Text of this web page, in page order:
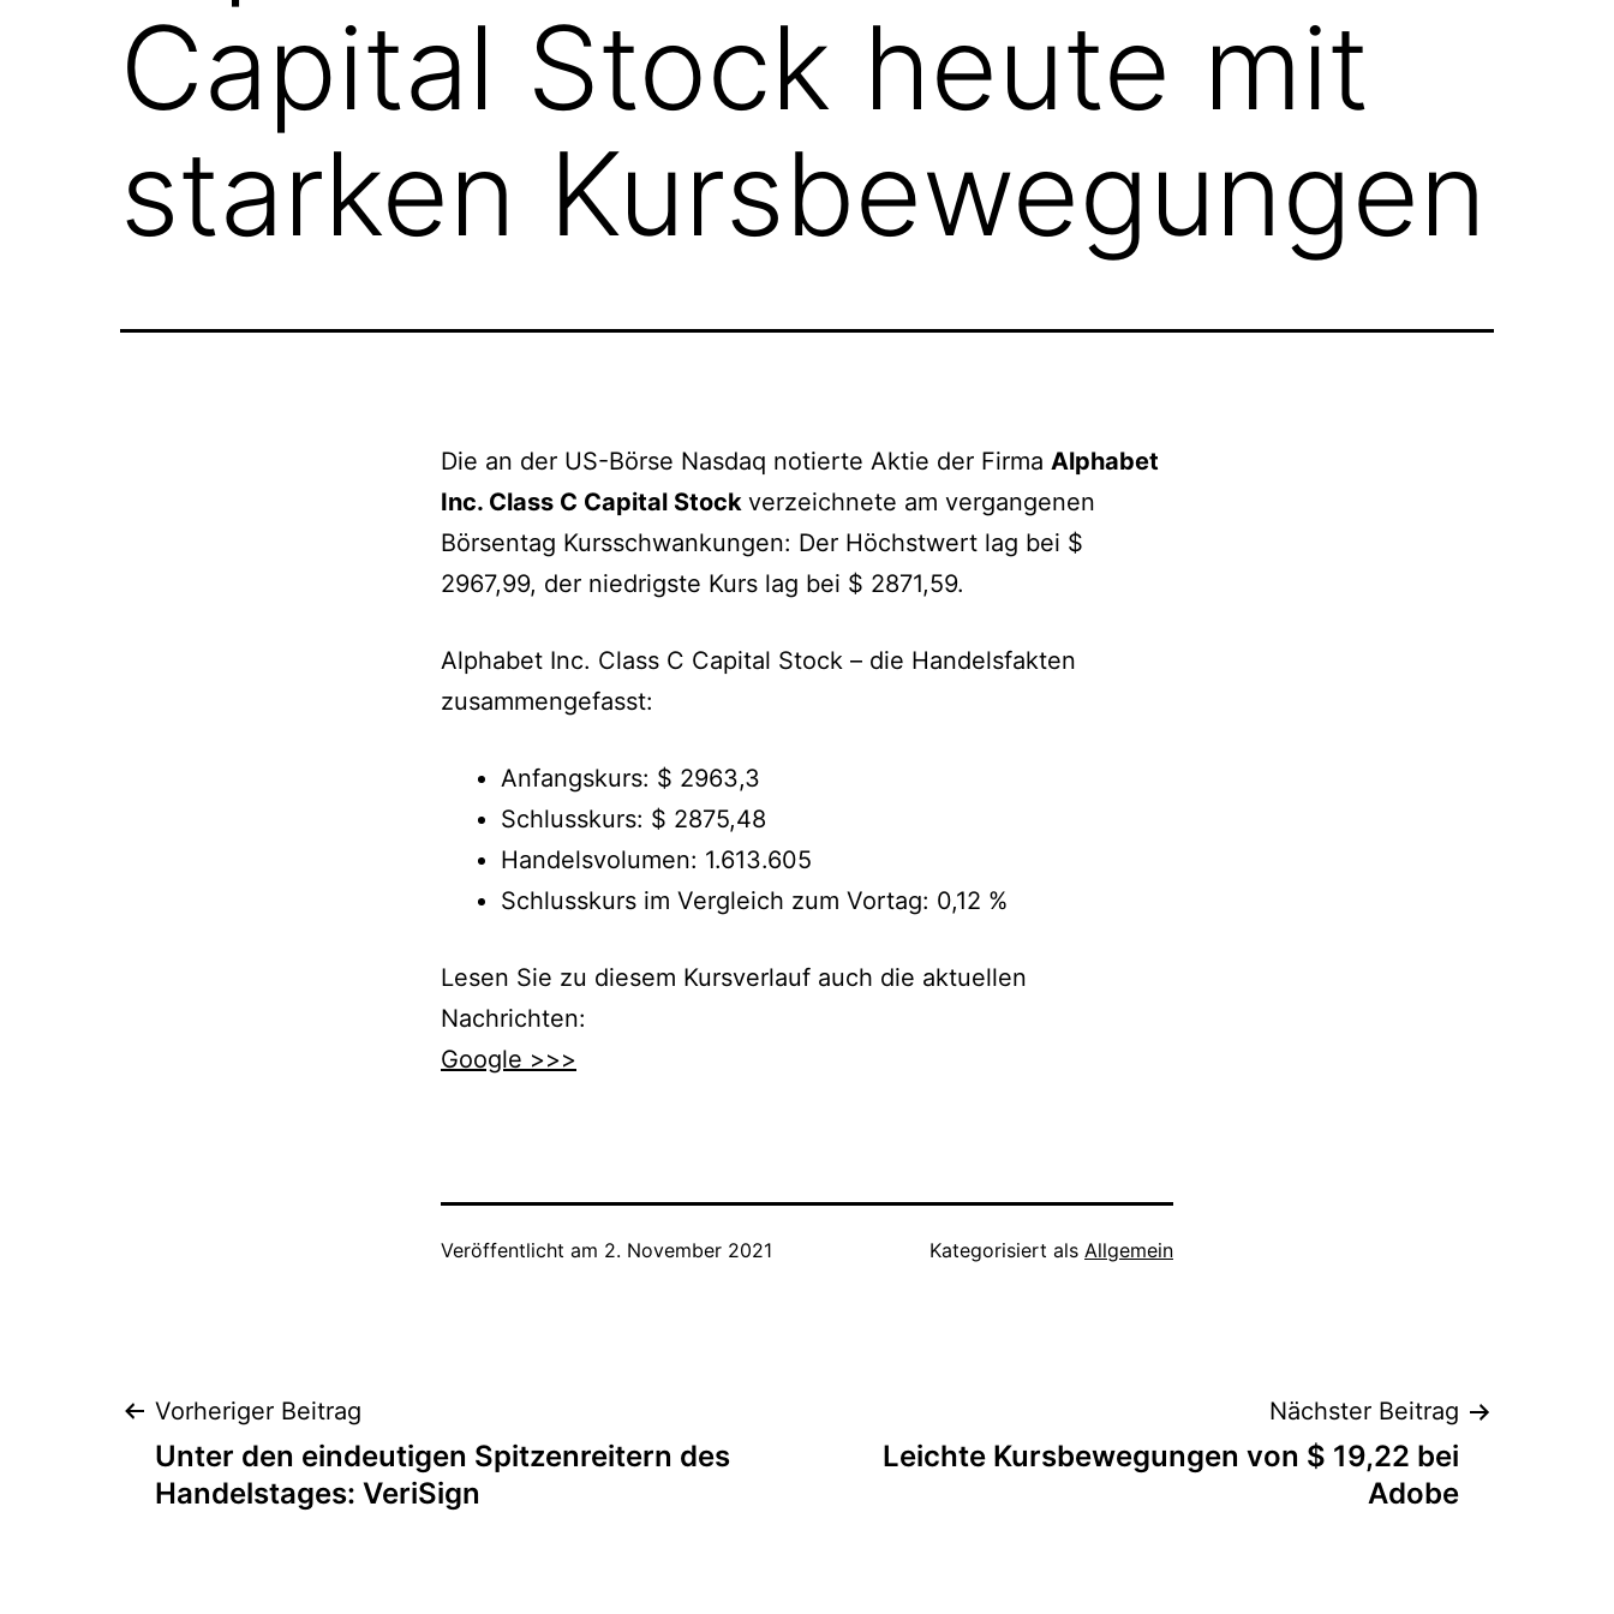
Capital Stock heute mit
starken Kursbewegungen
Die an der US-Börse Nasdaq notierte Aktie der Firma Alphabet
Inc. Class C Capital Stock verzeichnete am vergangenen
Börsentag Kursschwankungen: Der Höchstwert lag bei $
2967,99, der niedrigste Kurs lag bei $ 2871,59.
Alphabet Inc. Class C Capital Stock – die Handelsfakten
zusammengefasst:
Anfangskurs: $ 2963,3
Schlusskurs: $ 2875,48
Handelsvolumen: 1.613.605
Schlusskurs im Vergleich zum Vortag: 0,12 %
Lesen Sie zu diesem Kursverlauf auch die aktuellen
Nachrichten:
Google >>>
Veröffentlicht am 2. November 2021 Kategorisiert als Allgemein
Beitragsnavigation
Vorheriger Beitrag
Unter den eindeutigen Spitzenreitern des
Handelstages: VeriSign
Nächster Beitrag
Leichte Kursbewegungen von $ 19,22 bei
Adobe